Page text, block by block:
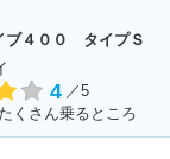
ブ４００ タイプＳ
4 ／5
くさん乗るところ